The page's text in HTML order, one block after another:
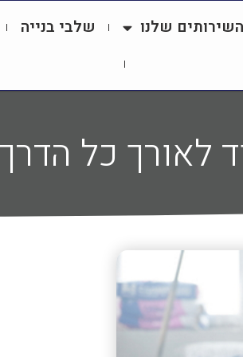
השירותים שלנו שלבי בנייה
לאורך כל